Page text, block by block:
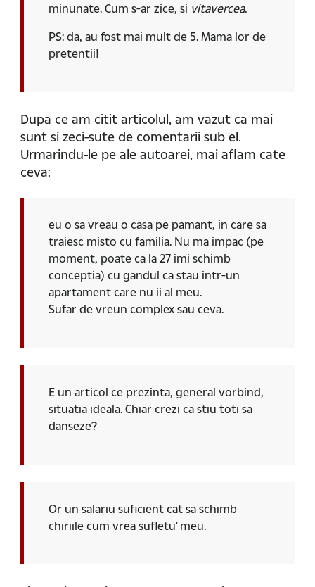
minunate. Cum s-ar zice, si vitavercea.
PS: da, au fost mai mult de 5. Mama lor de
pretentii!
Dupa ce am citit articolul, am vazut ca mai
sunt si zeci-sute de comentarii sub el.
Urmarindu-le pe ale autoarei, mai aflam cate
ceva:
eu o sa vreau o casa pe pamant, in care sa
traiesc misto cu familia. Nu ma impac (pe
moment, poate ca la 27 imi schimb
conceptia) cu gandul ca stau intr-un
apartament care nu ii al meu.
Sufar de vreun complex sau ceva.
E un articol ce prezinta, general vorbind,
situatia ideala. Chiar crezi ca stiu toti sa
danseze?
Or un salariu suficient cat sa schimb
chiriile cum vrea sufletu' meu.